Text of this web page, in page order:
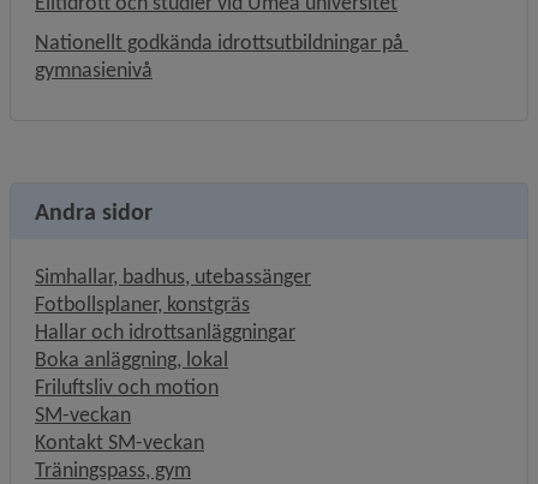
Nationellt godkända idrottsutbildningar på
gymnasienivå
Andra sidor
Simhallar, badhus, utebassänger
Fotbollsplaner, konstgräs
Hallar och idrottsanläggningar
Boka anläggning, lokal
Friluftsliv och motion
SM-veckan
Kontakt SM-veckan
Träningspass, gym